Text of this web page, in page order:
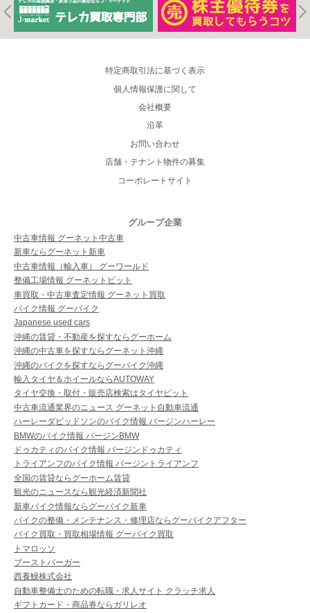
特定商取引法に基づく表示
個人情報保護に関して
会社概要
沿革
お問い合わせ
店舗・テナント物件の募集
コーポレートサイト
グループ企業
中古車情報 グーネット中古車
新車ならグーネット新車
中古車情報（輸入車） グーワールド
整備工場情報 グーネットピット
車買取・中古車査定情報 グーネット買取
バイク情報 グーバイク
Japanese used cars
沖縄の賃貸・不動産を探すならグーホーム
沖縄の中古車を探すならグーネット沖縄
沖縄のバイクを探すならグーバイク沖縄
輸入タイヤ＆ホイールならAUTOWAY
タイヤ交換・取付・販売店検索はタイヤピット
中古車流通業界のニュース グーネット自動車流通
ハーレーダビッドソンのバイク情報 バージンハーレー
BMWのバイク情報 バージンBMW
ドゥカティのバイク情報 バージンドゥカティ
トライアンフのバイク情報 バージントライアンフ
全国の賃貸ならグーホーム賃貸
観光のニュースなら観光経済新聞社
新車バイク情報ならグーバイク新車
バイクの整備・メンテナンス・修理店ならグーバイクアフター
バイク買取・買取相場情報 グーバイク買取
トマロッソ
ブーストバーガー
西養鰻株式会社
自動車整備士のための転職・求人サイト クラッチ求人
ギフトカード・商品券ならガリレオ